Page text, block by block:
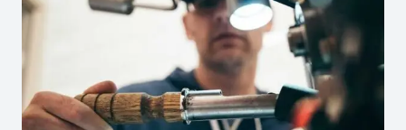
ESL
READING
WORKSHEET
PDF